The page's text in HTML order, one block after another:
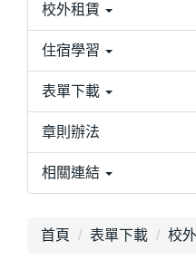
校外租賃
住宿學習
表單下載
章則辦法
相關連結
首頁 表單下載 校